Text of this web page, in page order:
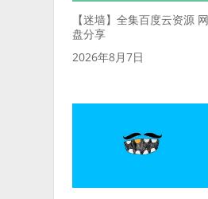
【迷墙】全集百度云资源 网
盘分享
2026年8月7日